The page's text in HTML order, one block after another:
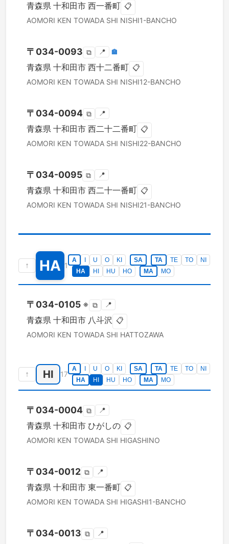
青森県 十和田市 西一番町 📋
AOMORI KEN TOWADA SHI NISHI1-BANCHO
〒 034-0093 ⧉ 📍 🏣
青森県 十和田市 西十二番町 📋
AOMORI KEN TOWADA SHI NISHI12-BANCHO
〒 034-0094 ⧉ 📍
青森県 十和田市 西二十二番町 📋
AOMORI KEN TOWADA SHI NISHI22-BANCHO
〒 034-0095 ⧉ 📍
青森県 十和田市 西二十一番町 📋
AOMORI KEN TOWADA SHI NISHI21-BANCHO
↑ HA 1
A U O KI SA TA TE TO
NI
HA
HI HU HO MA MO
〒 034-0105 ※ ⧉ 📍
青森県 十和田市 八斗沢 📋
AOMORI KEN TOWADA SHI HATTOZAWA
↑ HI 17
A U O KI SA TA TE TO
NI
HA
HI HU HO MA MO
〒 034-0004 ⧉ 📍
青森県 十和田市 ひがしの 📋
AOMORI KEN TOWADA SHI HIGASHINO
〒 034-0012 ⧉ 📍
青森県 十和田市 東一番町 📋
AOMORI KEN TOWADA SHI HIGASHI1-BANCHO
〒 034-0013 ⧉ 📍